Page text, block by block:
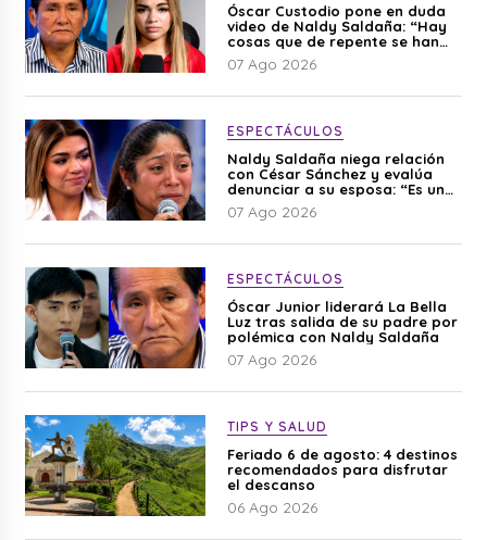
Óscar Custodio pone en duda
video de Naldy Saldaña: “Hay
cosas que de repente se han
editado”
07 Ago 2026
ESPECTÁCULOS
Naldy Saldaña niega relación
con César Sánchez y evalúa
denunciar a su esposa: “Es una
difamación”
07 Ago 2026
ESPECTÁCULOS
Óscar Junior liderará La Bella
Luz tras salida de su padre por
polémica con Naldy Saldaña
07 Ago 2026
TIPS Y SALUD
Feriado 6 de agosto: 4 destinos
recomendados para disfrutar
el descanso
06 Ago 2026